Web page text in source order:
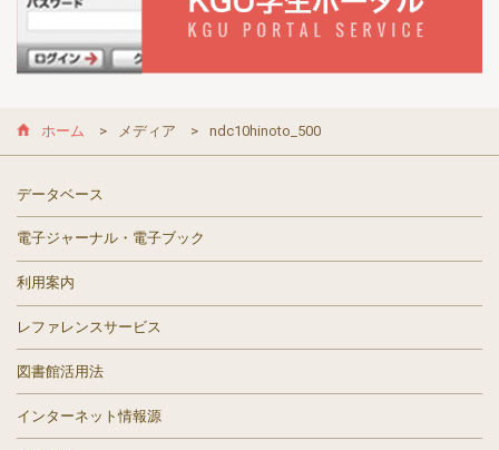
ホーム メディア ndc10hinoto_500
データベース
電子ジャーナル・電子ブック
利用案内
レファレンスサービス
図書館活用法
インターネット情報源